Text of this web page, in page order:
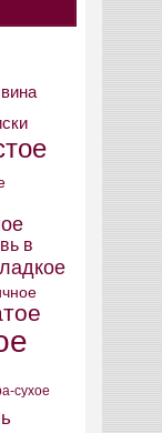
вина
в
сухое